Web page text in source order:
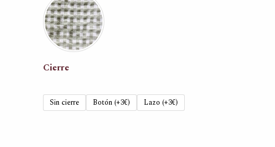
Cierre
Sin cierre Botón (+3€) Lazo (+3€)